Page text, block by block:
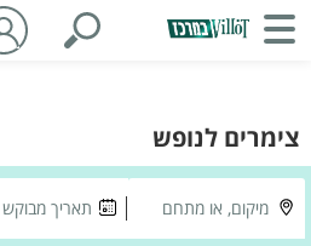
צימרים לנופש
מיקום, או מתחם תאריך מבוקש